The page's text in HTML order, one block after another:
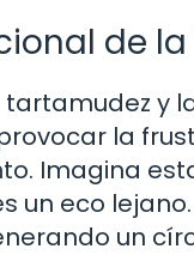
de
y
la
Imagina
un eco
un